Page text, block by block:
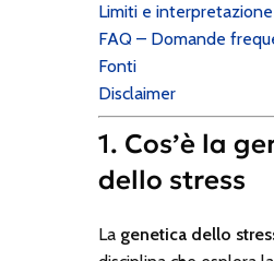
Limiti e
FAQ – Domande
Fonti
Disclaimer
1. Cos’è la
dello stress
La genetica dello